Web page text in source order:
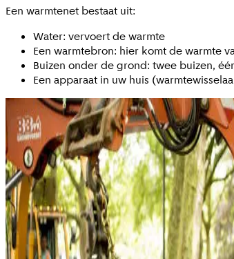
Een warmtenet bestaat uit:
Water: vervoert de warmte
Een warmtebron: hier komt de warmte
Buizen onder de grond: twee buizen,
Een apparaat in uw huis